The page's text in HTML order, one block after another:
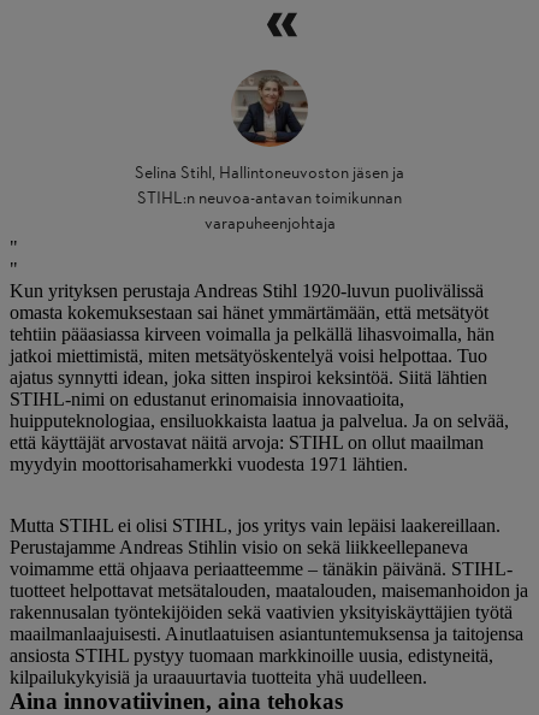
Selina Stihl, Hallintoneuvoston jäsen ja
STIHL:n neuvoa-antavan toimikunnan
varapuheenjohtaja
Kun yrityksen perustaja Andreas Stihl 1920-luvun puolivälissä
omasta kokemuksestaan ​​sai hänet ymmärtämään, että metsätyöt
tehtiin pääasiassa kirveen voimalla ja pelkällä lihasvoimalla, hän
jatkoi miettimistä, miten metsätyöskentelyä voisi helpottaa. Tuo
ajatus synnytti idean, joka sitten inspiroi keksintöä. Siitä lähtien
STIHL-nimi on edustanut erinomaisia ​​innovaatioita,
huipputeknologiaa, ensiluokkaista laatua ja palvelua. Ja on selvää,
että käyttäjät arvostavat näitä arvoja: STIHL on ollut maailman
myydyin moottorisahamerkki vuodesta 1971 lähtien.
Mutta STIHL ei olisi STIHL, jos yritys vain lepäisi laakereillaan.
Perustajamme Andreas Stihlin visio on sekä liikkeellepaneva
voimamme että ohjaava periaatteemme – tänäkin päivänä. STIHL-
tuotteet helpottavat metsätalouden, maatalouden, maisemanhoidon ja
rakennusalan työntekijöiden sekä vaativien yksityiskäyttäjien työtä
maailmanlaajuisesti. Ainutlaatuisen asiantuntemuksensa ja taitojensa
ansiosta STIHL pystyy tuomaan markkinoille uusia, edistyneitä,
kilpailukykyisiä ja uraauurtavia tuotteita yhä uudelleen.
Aina innovatiivinen, aina tehokas